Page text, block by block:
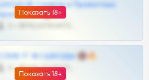
Показать 18+
ШКОДОВ Сливов и Приватных
Архивов ТГ 🔞💎
Показать 18+
СЛИВ ТГ 18 | ШКОДЫ 🔞🔥
0 •